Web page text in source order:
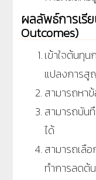
ผลลัพธ์การเรี
Outcomes)
เข้าใจต้นทุ
แปลงการสู
สามารถหา
สามารถบัน
ได้
สามารถเลื
ทำการลดต้